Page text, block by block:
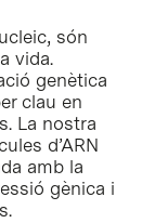
són
vida.
genètica
clau en
La nostra
d’ARN
amb la
gènica i